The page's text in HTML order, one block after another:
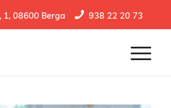
1, 08600 Berga 938 22 20 73